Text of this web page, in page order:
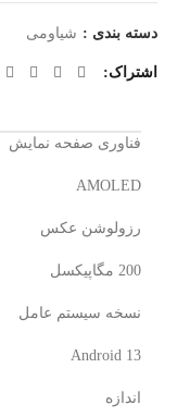
دسته بندی : شیاومی
اشتراک
فناوری صفحه‌ نمایش
AMOLED
رزولوشن عکس
200 مگاپیکسل
نسخه سیستم عامل
Android 13
اندازه